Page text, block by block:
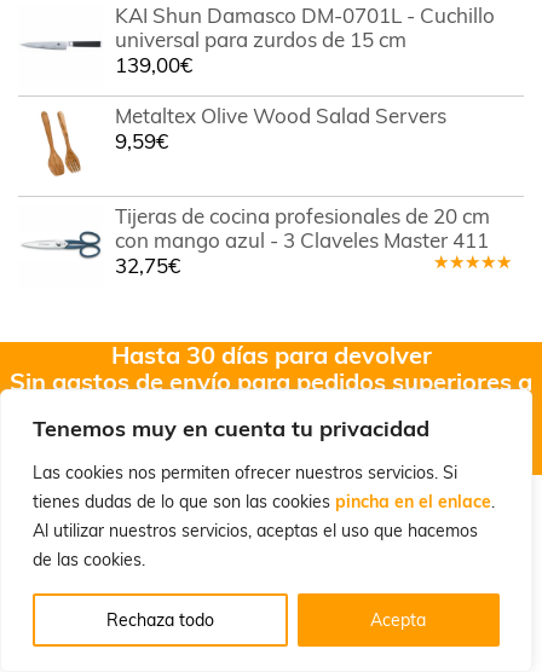
Tenemos muy en cuenta tu privacidad
Las cookies nos permiten ofrecer nuestros servicios. Si
tienes dudas de lo que son las cookies pincha en el enlace.
Al utilizar nuestros servicios, aceptas el uso que hacemos
de las cookies.
Rechaza todo Acepta
KAI Shun Damasco DM-0701L - Cuchillo
universal para zurdos de 15 cm
139,00€
Metaltex Olive Wood Salad Servers
9,59€
Tijeras de cocina profesionales de 20 cm
con mango azul - 3 Claveles Master 411
32,75€
Hasta 30 días para devolver
Sin gastos de envío para pedidos superiores a
Envíos en 24/72h
(Productos en stock)
Síguenos
Facebook